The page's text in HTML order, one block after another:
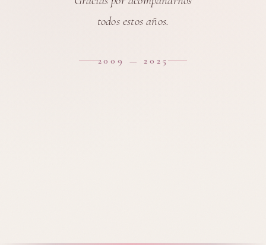
todos estos años.
2009 — 2025